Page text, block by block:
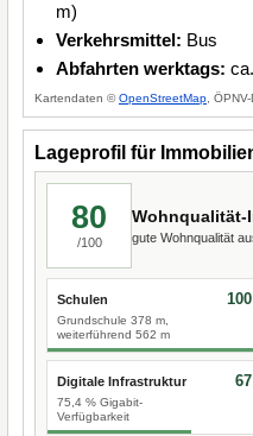
m)
Verkehrsmittel: Bus
Abfahrten werktags:
Kartendaten ©OpenStreetMap ,
Lageprofil für
80
/100
Wohnqualität-
gute Wohnqualität
Schulen
Grundschule 378 m,
weiterführend 562 m
100
Digitale Infrastruktur
75,4 % Gigabit-
Verfügbarkeit
67